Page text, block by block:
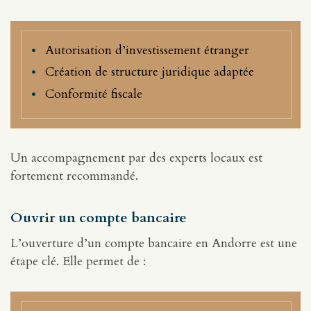
Autorisation d’investissement étranger
Création de structure juridique adaptée
Conformité fiscale
Un accompagnement par des experts locaux est
fortement recommandé.
Ouvrir un compte bancaire
L’ouverture d’un compte bancaire en Andorre est une
étape clé. Elle permet de :